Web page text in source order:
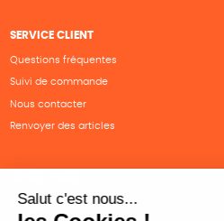
SERVICE CLIENT
Questions fréquentes
Suivi de commande
Nous contacter
Renvoyer des articles